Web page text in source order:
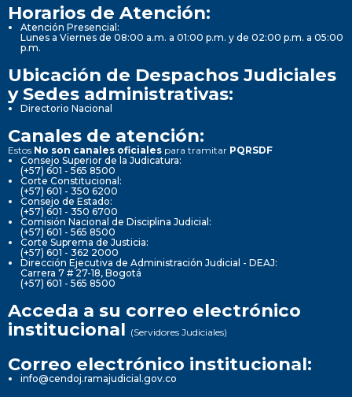
Horarios de Atención:
Atención Presencial:
Lunes a Viernes de 08:00 a.m. a 01:00 p.m. y de 02:00 p.m. a 05:00
p.m.
Ubicación de Despachos Judiciales
y Sedes administrativas:
Directorio Nacional
Canales de atención:
Estos No son canales oficiales para tramitar PQRSDF
Consejo Superior de la Judicatura:
(+57) 601 - 565 8500
Corte Constitucional:
(+57) 601 - 350 6200
Consejo de Estado:
(+57) 601 - 350 6700
Comisión Nacional de Disciplina Judicial:
(+57) 601 - 565 8500
Corte Suprema de Justicia:
(+57) 601 - 362 2000
Dirección Ejecutiva de Administración Judicial - DEAJ:
Carrera 7 # 27-18, Bogotá
(+57) 601 - 565 8500
Acceda a su correo electrónico
institucional (Servidores Judiciales)
Correo electrónico institucional:
info@cendoj.ramajudicial.gov.co